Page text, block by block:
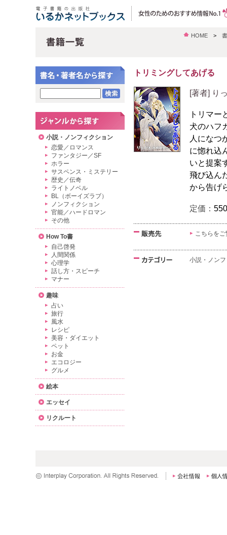
HOME >
トリミングしてあげる
[著者] り
トリマー
犬のハフ
人になつ
に惚れ込
いと提案
飛び込ん
から告
定価：
こちらを
小説・ノン
小説・ノンフィクション
恋愛／ロマンス
ファンタジー／SF
ホラー
サスペンス・ミステリー
歴史／伝奇
ライトノベル
BL（ボーイズラブ）
ノンフィクション
官能／ハードロマン
その他
How To書
自己啓発
人間関係
心理学
話し方・スピーチ
マナー
趣味
占い
旅行
風水
レシピ
美容・ダイエット
ペット
お金
エコロジー
グルメ
絵本
エッセイ
リクルート